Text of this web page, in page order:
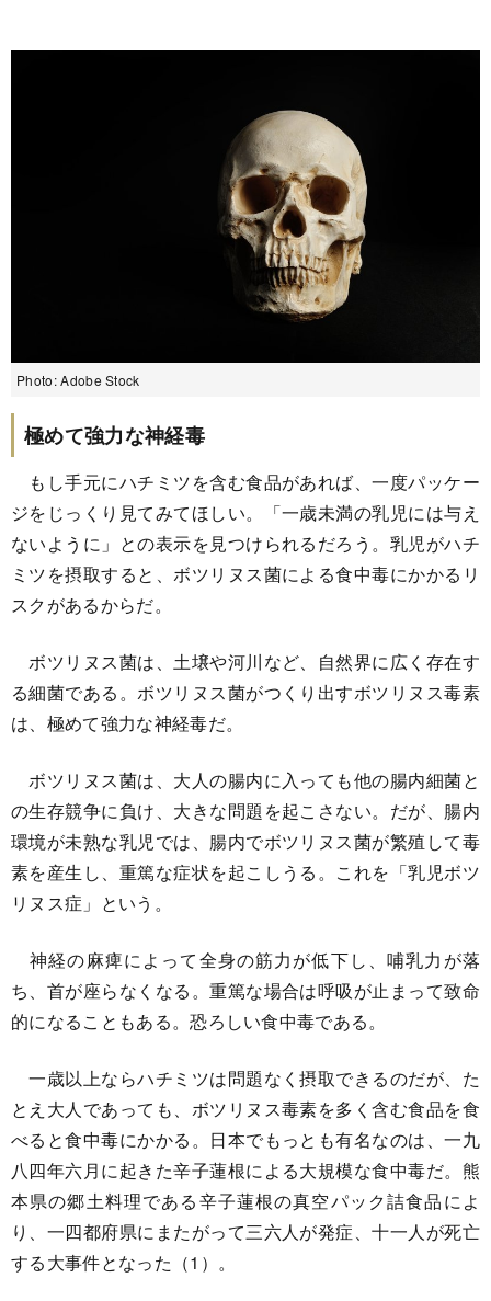
Photo: Adobe Stock
極めて強力な神経毒
もし手元にハチミツを含む食品があれば、一度パッケー
ジをじっくり見てみてほしい。「一歳未満の乳児には与え
ないように」との表示を見つけられるだろう。乳児がハチ
ミツを摂取すると、ボツリヌス菌による食中毒にかかるリ
スクがあるからだ。
ボツリヌス菌は、土壌や河川など、自然界に広く存在す
る細菌である。ボツリヌス菌がつくり出すボツリヌス毒素
は、極めて強力な神経毒だ。
ボツリヌス菌は、大人の腸内に入っても他の腸内細菌と
の生存競争に負け、大きな問題を起こさない。だが、腸内
環境が未熟な乳児では、腸内でボツリヌス菌が繁殖して毒
素を産生し、重篤な症状を起こしうる。これを「乳児ボツ
リヌス症」という。
神経の麻痺によって全身の筋力が低下し、哺乳力が落
ち、首が座らなくなる。重篤な場合は呼吸が止まって致命
的になることもある。恐ろしい食中毒である。
一歳以上ならハチミツは問題なく摂取できるのだが、た
とえ大人であっても、ボツリヌス毒素を多く含む食品を食
べると食中毒にかかる。日本でもっとも有名なのは、一九
八四年六月に起きた辛子蓮根による大規模な食中毒だ。熊
本県の郷土料理である辛子蓮根の真空パック詰食品によ
り、一四都府県にまたがって三六人が発症、十一人が死亡
する大事件となった（1）。